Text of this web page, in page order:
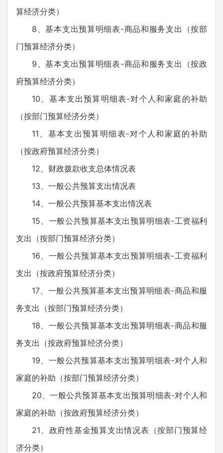
算经济分类）
8、基本支出预算明细表-商品和服务支出（按部
门预算经济分类）
9、基本支出预算明细表-商品和服务支出（按政
府预算经济分类）
10、基本支出预算明细表-对个人和家庭的补助
（按部门预算经济分类）
11、基本支出预算明细表-对个人和家庭的补助
（按政府预算经济分类）
12、财政拨款收支总体情况表
13、一般公共预算支出情况表
14、一般公共预算基本支出情况表
15、一般公共预算基本支出预算明细表-工资福利
支出（按部门预算经济分类）
16、一般公共预算基本支出预算明细表-工资福利
支出（按政府预算经济分类）
17、一般公共预算基本支出预算明细表-商品和服
务支出（按部门预算经济分类）
18、一般公共预算基本支出预算明细表-商品和服
务支出（按政府预算经济分类）
19、一般公共预算基本支出预算明细表-对个人和
家庭的补助（按部门预算经济分类）
20、一般公共预算基本支出预算明细表-对个人和
家庭的补助（按政府预算经济分类）
21、政府性基金预算支出情况表（按部门预算经
济分类）